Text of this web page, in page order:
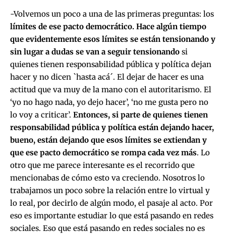
-Volvemos un poco a una de las primeras preguntas: los
límites de ese pacto democrático. Hace algún tiempo
que evidentemente esos límites se están tensionando y
sin lugar a dudas se van a seguir tensionando si
quienes tienen responsabilidad pública y política dejan
hacer y no dicen `hasta acá´. El dejar de hacer es una
actitud que va muy de la mano con el autoritarismo. El
‘yo no hago nada, yo dejo hacer’, ‘no me gusta pero no
lo voy a criticar’. Entonces, si parte de quienes tienen
responsabilidad pública y política están dejando hacer,
bueno, están dejando que esos límites se extiendan y
que ese pacto democrático se rompa cada vez más. Lo
otro que me parece interesante es el recorrido que
mencionabas de cómo esto va creciendo. Nosotros lo
trabajamos un poco sobre la relación entre lo virtual y
lo real, por decirlo de algún modo, el pasaje al acto. Por
eso es importante estudiar lo que está pasando en redes
sociales. Eso que está pasando en redes sociales no es